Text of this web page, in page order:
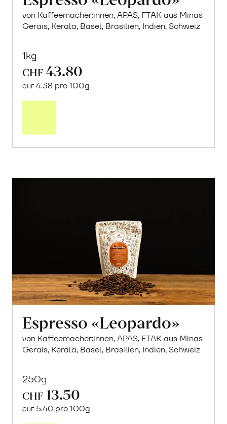
von Kaffeemacher:innen, APAS, FTAK aus Minas
Gerais, Kerala, Basel, Brasilien, Indien, Schweiz
1kg
CHF 43.80
CHF 4.38 pro 100g
Espresso «Leopardo»
von Kaffeemacher:innen, APAS, FTAK aus Minas
Gerais, Kerala, Basel, Brasilien, Indien, Schweiz
250g
CHF 13.50
CHF 5.40 pro 100g